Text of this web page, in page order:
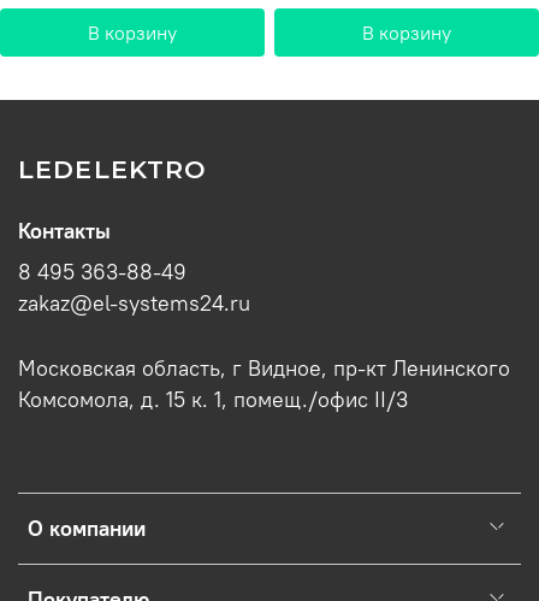
В корзину В корзину
LEDELEKTRO
О компании
Контакты
8 495 363-88-49
zakaz@el-systems24.ru
Московская область, г Видное, пр-кт Ленинского
Комсомола, д. 15 к. 1, помещ./офис II/3